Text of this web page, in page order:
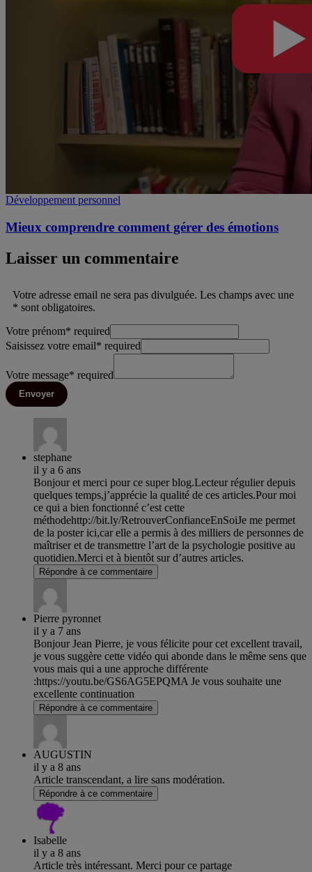
Développement personnel
Mieux comprendre comment gérer des émotions
Laisser un commentaire
Votre adresse email ne sera pas divulguée. Les champs avec une
* sont obligatoires.
Votre prénom* required
Saisissez votre email* required
Votre message* required
Envoyer
stephane
il y a 6 ans
Bonjour et merci pour ce super blog.Lecteur régulier depuis
quelques temps,j’apprécie la qualité de ces articles.Pour moi
ce qui a bien fonctionné c’est cette
méthodehttp://bit.ly/RetrouverConfianceEnSoiJe me permet
de la poster ici,car elle a permis à des milliers de personnes de
maîtriser et de transmettre l’art de la psychologie positive au
quotidien.Merci et à bientôt sur d’autres articles.
Répondre à ce commentaire
Pierre pyronnet
il y a 7 ans
Bonjour Jean Pierre, je vous félicite pour cet excellent travail,
je vous suggère cette vidéo qui abonde dans le même sens que
vous mais qui a une approche différente
:https://youtu.be/GS6AG5EPQMA Je vous souhaite une
excellente continuation
Répondre à ce commentaire
AUGUSTIN
il y a 8 ans
Article transcendant, a lire sans modération.
Répondre à ce commentaire
Isabelle
il y a 8 ans
Article très intéressant. Merci pour ce partage